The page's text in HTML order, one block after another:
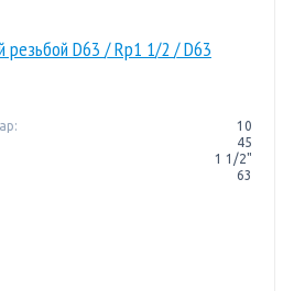
резьбой D63 / Rp1 1/2 / D63
10
45
1 1/2"
63